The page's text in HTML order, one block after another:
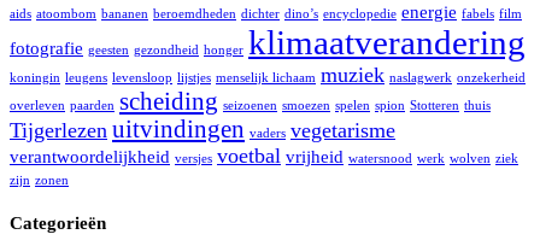
aids atoombom bananen beroemdheden dichter dino’s encyclopedie energie fabels film
fotografie geesten gezondheid honger klimaatverandering
koningin leugens levensloop lijstjes menselijk lichaam muziek naslagwerk onzekerheid
overleven paarden scheiding seizoenen smoezen spelen spion Stotteren thuis
Tijgerlezen uitvindingen vaders vegetarisme
verantwoordelijkheid versjes voetbal vrijheid watersnood werk wolven ziek
zijn zonen
Categorieën